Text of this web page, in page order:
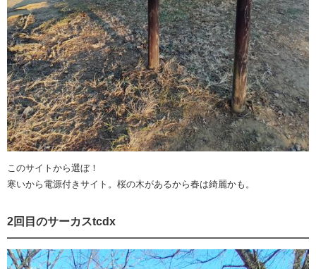
このサイトから選ぼ！
寒いから電源付きサイト。桜の木があるから春は綺麗かも。
2回目のサーカスtcdx